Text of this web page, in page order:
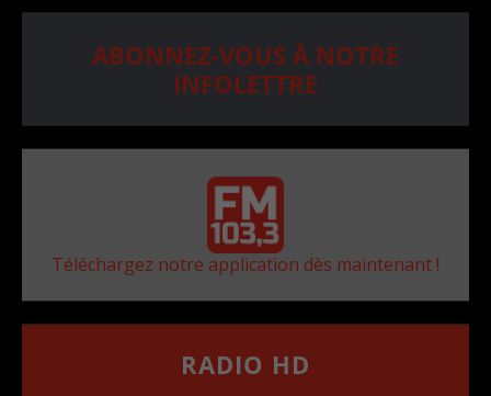
ABONNEZ-VOUS À NOTRE
INFOLETTRE
Téléchargez notre application dès maintenant !
RADIO HD